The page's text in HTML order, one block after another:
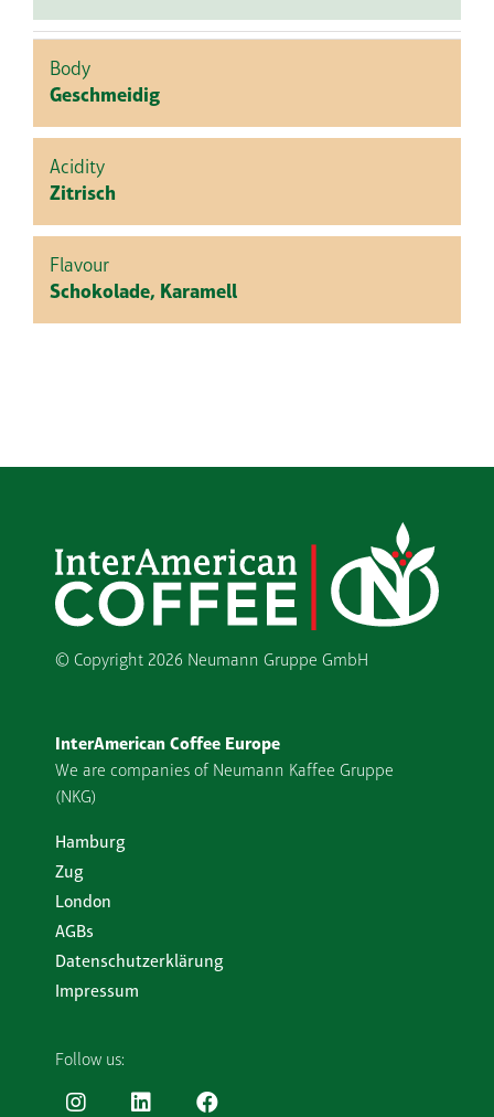
Body
Geschmeidig
Acidity
Zitrisch
Flavour
Schokolade, Karamell
InterAmerican Coffee Europe
We are companies of Neumann Kaffee Gruppe
(NKG)
Hamburg
Zug
London
AGBs
Datenschutzerklärung
Impressum
Follow us:
© Copyright 2026 Neumann Gruppe GmbH